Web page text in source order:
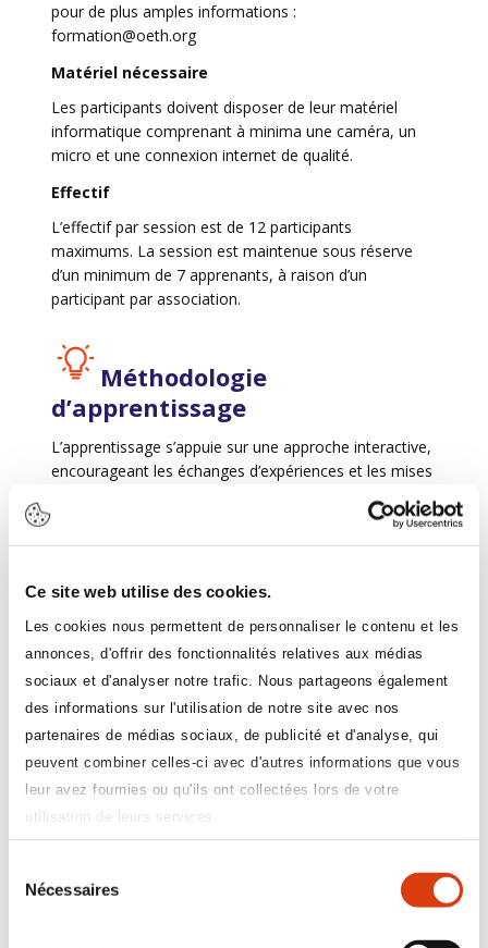
Ce site web utilise des cookies.
Les cookies nous permettent de personnaliser le contenu et les
annonces, d'offrir des fonctionnalités relatives aux médias
sociaux et d'analyser notre trafic. Nous partageons également
des informations sur l'utilisation de notre site avec nos
partenaires de médias sociaux, de publicité et d'analyse, qui
peuvent combiner celles-ci avec d'autres informations que vous
leur avez fournies ou qu'ils ont collectées lors de votre
utilisation de leurs services.
Nécessaires
pour de plus amples informations :
formation@oeth.org
Matériel nécessaire
Les participants doivent disposer de leur matériel
informatique comprenant à minima une caméra, un
micro et une connexion internet de qualité.
Effectif
L’effectif par session est de 12 participants
maximums. La session est maintenue sous réserve
d’un minimum de 7 apprenants, à raison d’un
participant par association.
Méthodologie
d’apprentissage
L’apprentissage s’appuie sur une approche interactive,
encourageant les échanges d’expériences et les mises
et agir en faveur de l’emploi des personnes en
situation de handicap au sein de son association /
établissement ;
Être suffisamment à l’aise avec l’environnement
numérique de travail pour vivre une formation digitale
et savoir utiliser un logiciel de visioconférence ;
Être disponible pour l’ensemble de la période de
Ne pas avoir été déjà formé par l’association OETH
après 2023.